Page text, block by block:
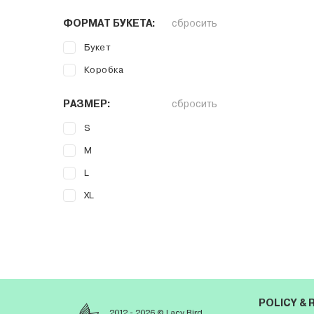
ФОРМАТ БУКЕТА: сбросить
Букет
Коробка
РАЗМЕР: сбросить
S
M
L
XL
POLICY &